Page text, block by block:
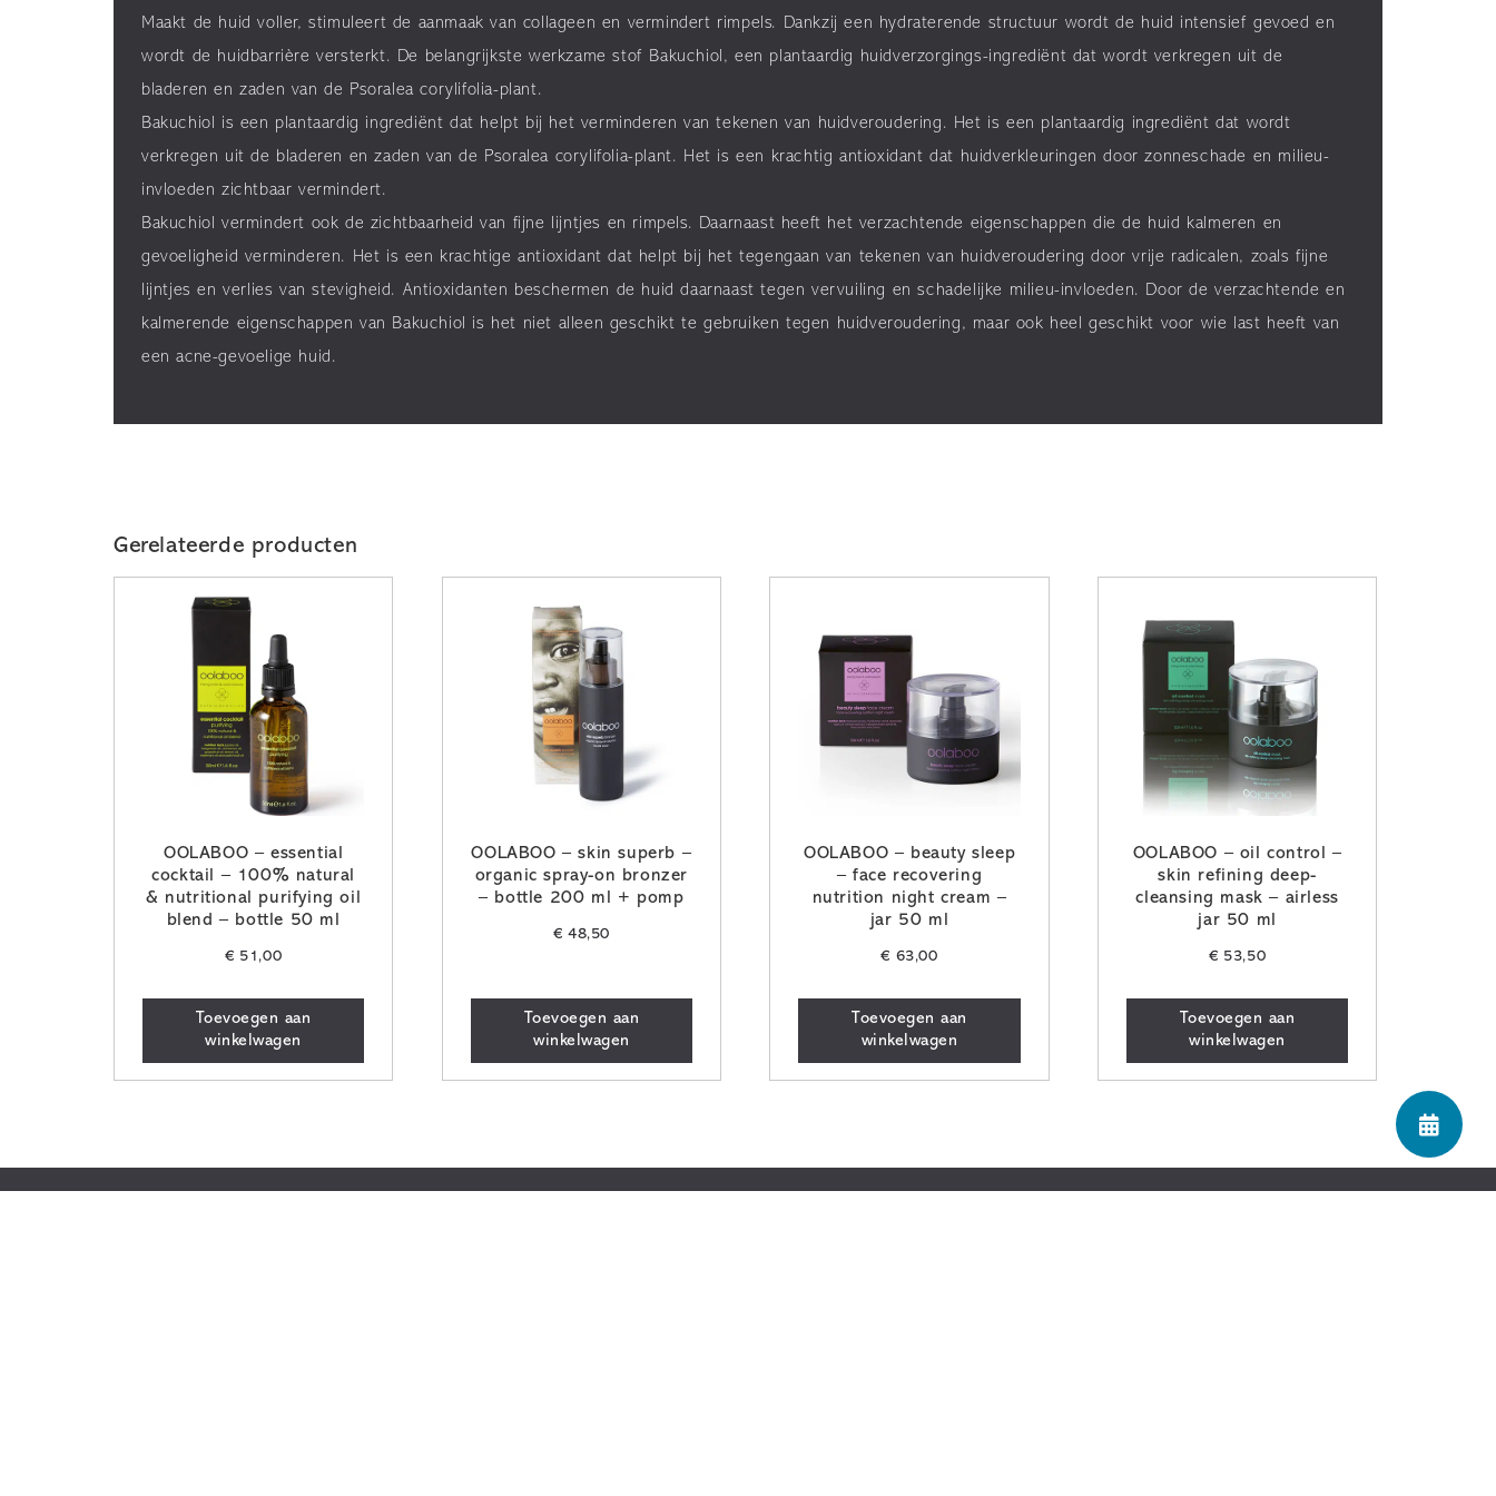
Maakt de huid voller, stimuleert de aanmaak van collageen en vermindert rimpels. Dankzij een hydraterende structuur wordt de huid intensief gevoed en
wordt de huidbarrière versterkt. De belangrijkste werkzame stof Bakuchiol, een plantaardig huidverzorgings-ingrediënt dat wordt verkregen uit de
bladeren en zaden van de Psoralea corylifolia-plant.
Bakuchiol is een plantaardig ingrediënt dat helpt bij het verminderen van tekenen van huidveroudering. Het is een plantaardig ingrediënt dat wordt
verkregen uit de bladeren en zaden van de Psoralea corylifolia-plant. Het is een krachtig antioxidant dat huidverkleuringen door zonneschade en milieu-
invloeden zichtbaar vermindert.
Bakuchiol vermindert ook de zichtbaarheid van fijne lijntjes en rimpels. Daarnaast heeft het verzachtende eigenschappen die de huid kalmeren en
gevoeligheid verminderen. Het is een krachtige antioxidant dat helpt bij het tegengaan van tekenen van huidveroudering door vrije radicalen, zoals fijne
lijntjes en verlies van stevigheid. Antioxidanten beschermen de huid daarnaast tegen vervuiling en schadelijke milieu-invloeden. Door de verzachtende en
kalmerende eigenschappen van Bakuchiol is het niet alleen geschikt te gebruiken tegen huidveroudering, maar ook heel geschikt voor wie last heeft van
een acne-gevoelige huid.
Gerelateerde producten
OOLABOO – essential
cocktail – 100% natural
& nutritional purifying oil
blend – bottle 50 ml
€ 51,00
Toevoegen aan
winkelwagen
OOLABOO – skin superb –
organic spray-on bronzer
– bottle 200 ml + pomp
€ 48,50
Toevoegen aan
winkelwagen
OOLABOO – beauty sleep
– face recovering
nutrition night cream –
jar 50 ml
€ 63,00
Toevoegen aan
winkelwagen
OOLABOO – oil control –
skin refining deep-
cleansing mask – airless
jar 50 ml
€ 53,50
Toevoegen aan
winkelwagen